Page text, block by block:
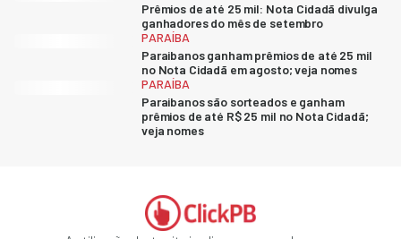
Prêmios de até 25 mil: Nota Cidadã divulga
ganhadores do mês de setembro
PARAÍBA
Paraibanos ganham prêmios de até 25 mil
no Nota Cidadã em agosto; veja nomes
PARAÍBA
Paraibanos são sorteados e ganham
prêmios de até R$ 25 mil no Nota Cidadã;
veja nomes